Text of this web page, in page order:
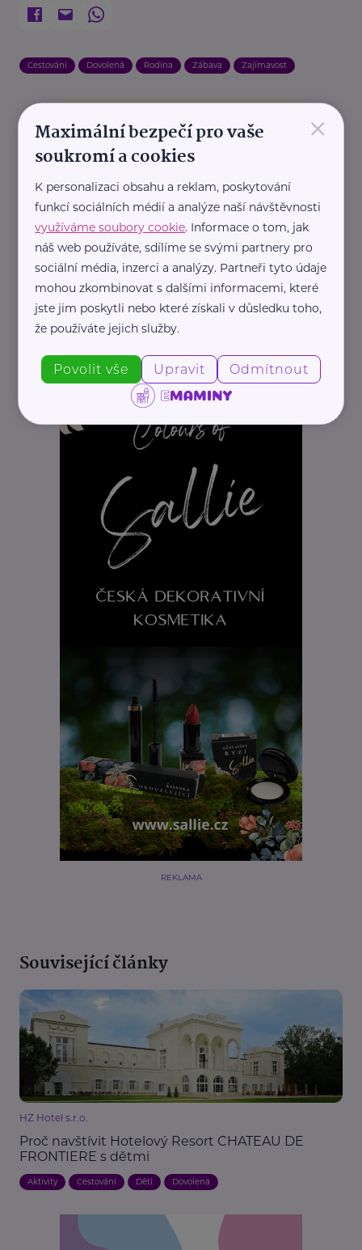
Cestování Dovolená Rodina Zábava Zajímavost
REKLAMA
REKLAMA
Související články
HZ Hotel s.r.o.
Proč navštívit Hotelový Resort CHATEAU DE
FRONTIERE s dětmi
Aktivity Cestování Děti Dovolená
×
Maximální bezpečí pro vaše
soukromí a cookies
K personalizaci obsahu a reklam, poskytování
funkcí sociálních médií a analýze naší návštěvnosti
využíváme soubory cookie. Informace o tom, jak
náš web používáte, sdílíme se svými partnery pro
sociální média, inzerci a analýzy. Partneři tyto údaje
mohou zkombinovat s dalšími informacemi, které
jste jim poskytli nebo které získali v důsledku toho,
že používáte jejich služby.
Povolit vše Upravit Odmítnout